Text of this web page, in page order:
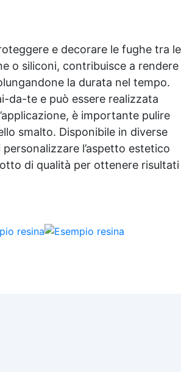
e decorare le fughe tra le
o siliconi, contribuisce a rendere
la durata nel tempo.
da-te e può essere realizzata
è importante pulire
smalto. Disponibile in diverse
l’aspetto estetico
di qualità per ottenere risultati